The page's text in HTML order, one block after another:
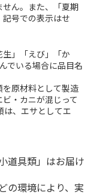
ん。また、「夏期
号での表示はせ
」「えび」「か
でいる場合に品目名
原材料として製造
・カニが混じって
は、エサとしてエ
道具類」はお届け
の環境により、実